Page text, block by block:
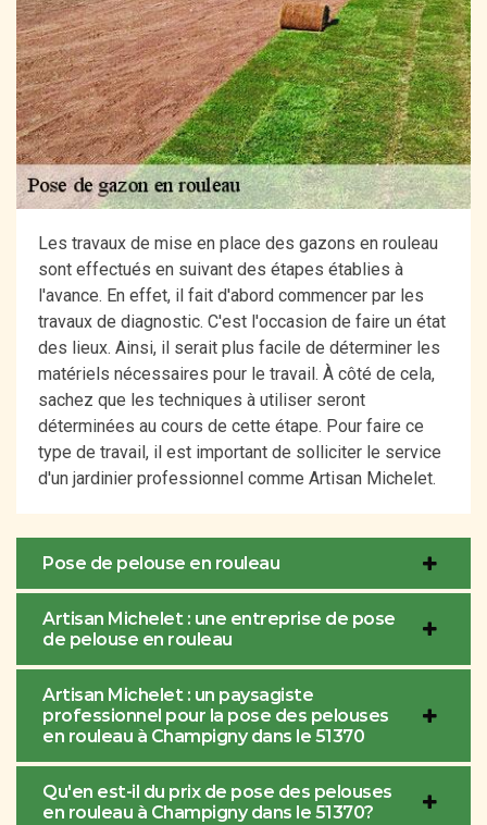
Les travaux de mise en place des gazons en rouleau
sont effectués en suivant des étapes établies à
l'avance. En effet, il fait d'abord commencer par les
travaux de diagnostic. C'est l'occasion de faire un état
des lieux. Ainsi, il serait plus facile de déterminer les
matériels nécessaires pour le travail. À côté de cela,
sachez que les techniques à utiliser seront
déterminées au cours de cette étape. Pour faire ce
type de travail, il est important de solliciter le service
d'un jardinier professionnel comme Artisan Michelet.
Pose de pelouse en rouleau
Artisan Michelet : une entreprise de pose
de pelouse en rouleau
Artisan Michelet : un paysagiste
professionnel pour la pose des pelouses
en rouleau à Champigny dans le 51370
Qu'en est-il du prix de pose des pelouses
en rouleau à Champigny dans le 51370?